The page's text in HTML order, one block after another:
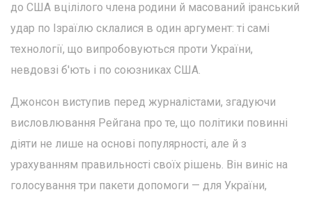
до США вцілілого члена родини й масований іранський
удар по Ізраїлю склалися в один аргумент: ті самі
технології, що випробовуються проти України,
невдовзі б'ють і по союзниках США.
Джонсон виступив перед журналістами, згадуючи
висловлювання Рейгана про те, що політики повинні
діяти не лише на основі популярності, але й з
урахуванням правильності своїх рішень. Він виніс на
голосування три пакети допомоги — для України,